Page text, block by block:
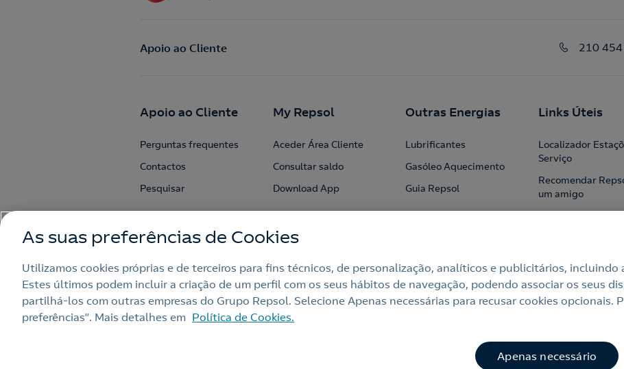
Apoio ao Cliente 210
Apoio ao Cliente
Perguntas frequentes
Contactos
Pesquisar
My Repsol
Aceder Área Cliente
Consultar saldo
Download App
Outras Energias
Lubrificantes
Gasóleo Aquecimento
Guia Repsol
Links Úteis
Localizador
Serviço
Recomendar
um amigo
Nota legal Política de privacidade
Canal de Ética e Conformidade
As suas preferências de Cookies
Utilizamos cookies próprias e de terceiros para fins técnicos, de personalização, analíticos e publicitários,
Estes últimos podem incluir a criação de um perfil com os seus hábitos de navegação, podendo associar os seus
partilhá‑los com outras empresas do Grupo Repsol. Selecione Apenas necessárias para recusar cookies opcionais.
preferências”. Mais detalhes em Política de Cookies.
Apenas necessário